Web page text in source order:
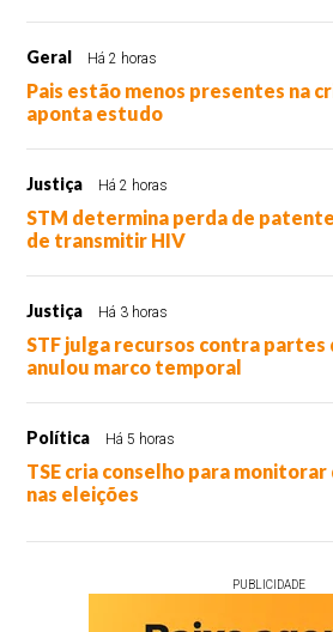
Geral Há 2 horas
Pais estão menos presentes na
aponta estudo
Justiça Há 2 horas
STM determina perda de
de transmitir HIV
Justiça Há 3 horas
STF julga recursos contra partes
anulou marco temporal
Política Há 5 horas
TSE cria conselho para
nas eleições
PUBLICIDADE